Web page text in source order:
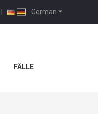
German
|
FÄLLE